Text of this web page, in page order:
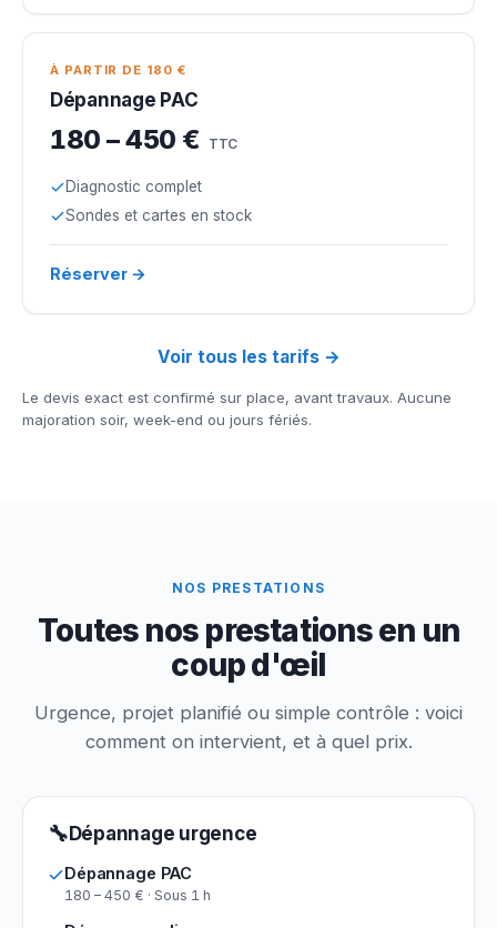
À PARTIR DE 180 €
Dépannage PAC
180 – 450 € TTC
Diagnostic complet
Sondes et cartes en stock
Réserver →
Voir tous les tarifs →
Le devis exact est confirmé sur place, avant travaux. Aucune
majoration soir, week-end ou jours fériés.
NOS PRESTATIONS
Toutes nos prestations en un
coup d'œil
Urgence, projet planifié ou simple contrôle : voici
comment on intervient, et à quel prix.
🔧Dépannage urgence
Dépannage PAC
180 – 450 € · Sous 1 h